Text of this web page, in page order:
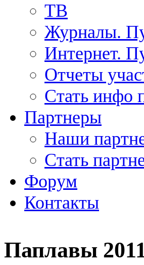
ТВ
Журналы.
Интернет.
Отчеты
Стать инфо
Партнеры
Наши
Стать
Форум
Контакты
Паплавы